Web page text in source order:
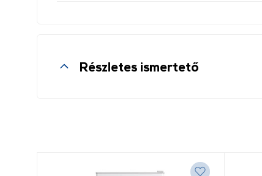
Részletes ismertető